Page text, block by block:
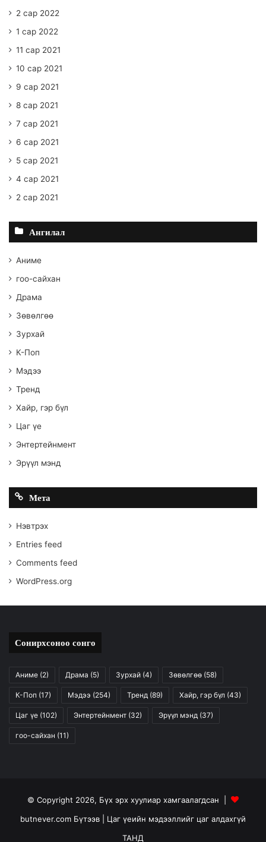
2 сар 2022
1 сар 2022
11 сар 2021
10 сар 2021
9 сар 2021
8 сар 2021
7 сар 2021
6 сар 2021
5 сар 2021
4 сар 2021
2 сар 2021
Ангилал
Аниме
гоо-сайхан
Драма
Зөвөлгөө
Зурхай
К-Поп
Мэдээ
Тренд
Хайр, гэр бүл
Цаг үе
Энтертейнмент
Эрүүл мэнд
Мета
Нэвтрэх
Entries feed
Comments feed
WordPress.org
Сонирхсоноо сонго
Аниме (2) Драма (5) Зурхай (4) Зөвөлгөө (58)
К-Поп (17) Мэдээ (254) Тренд (89) Хайр, гэр бүл (43)
Цаг үе (102) Энтертейнмент (32) Эрүүл мэнд (37)
гоо-сайхан (11)
© Copyright 2026, Бүх эрх хуулиар хамгаалагдсан |
butnever.com Бүтээв | Цаг үеийн мэдээллийг цаг алдахгүй
ТАНД